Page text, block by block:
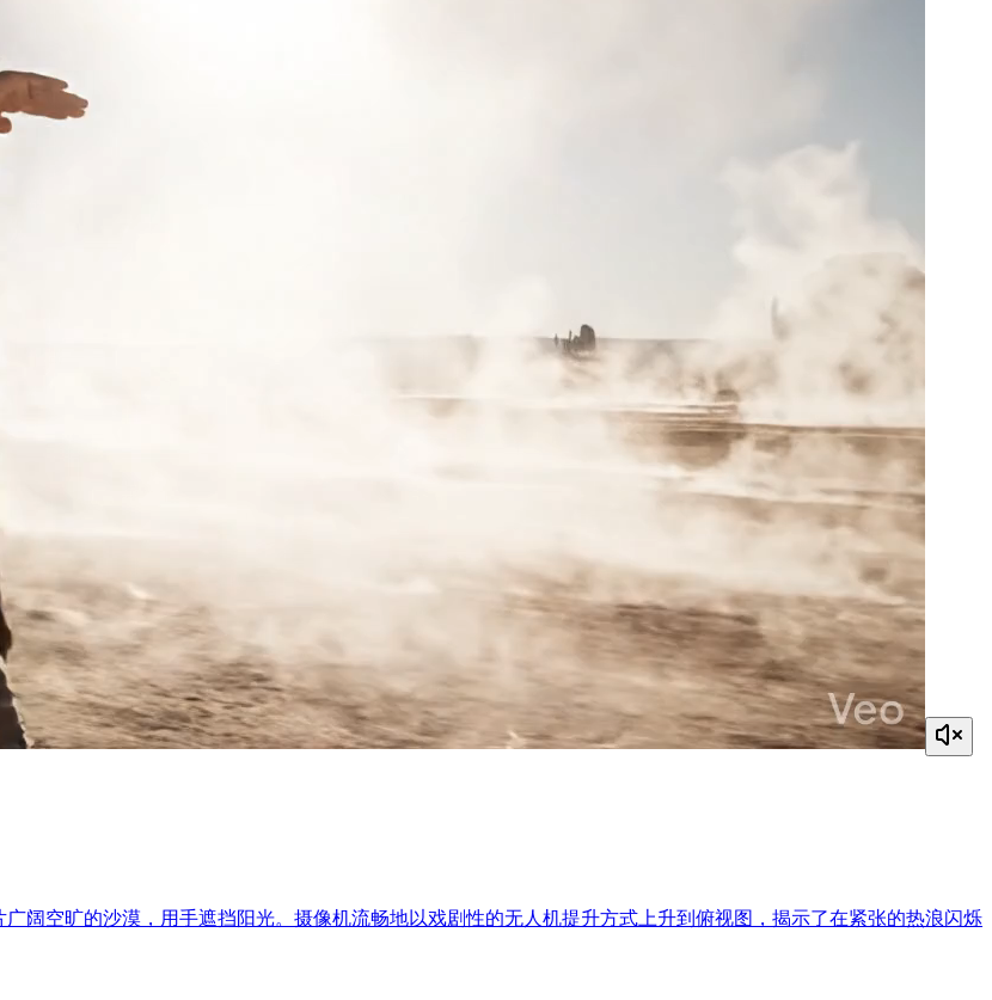
阔空旷的沙漠，用手遮挡阳光。摄像机流畅地以戏剧性的无人机提升方式上升到俯视图，揭示了在紧张的热浪闪烁